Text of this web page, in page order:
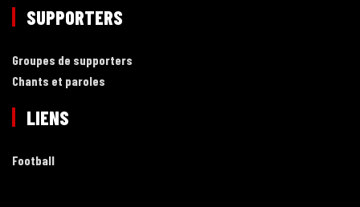
SUPPORTERS
Groupes de supporters
Chants et paroles
LIENS
Football